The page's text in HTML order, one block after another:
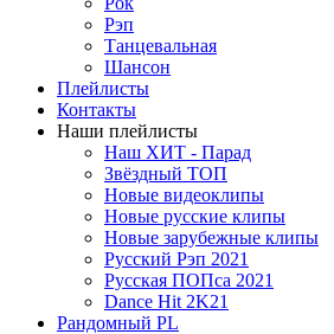
Рэп
Танцевальная
Шансон
Плейлисты
Контакты
Наши плейлисты
Наш ХИТ - Парад
Звёздный ТОП
Новые видеоклипы
Новые русские клипы
Новые зарубежные клипы
Русский Рэп 2021
Русская ПОПса 2021
Dance Hit 2K21
Рандомный PL